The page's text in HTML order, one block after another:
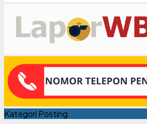
Kategori Posting